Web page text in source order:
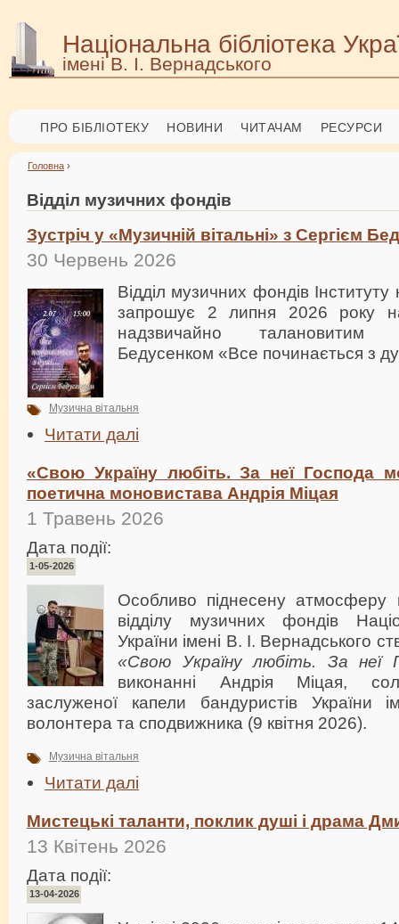
Національна бібліотека
імені В. І. Вернадського
ПРО БІБЛІОТЕКУ НОВИНИ ЧИТАЧАМ РЕСУРСИ
Головна ›
Відділ музичних фондів
Зустріч у «Музичній вітальні» з Сергієм
30 Червень 2026
Відділ музичних фондів
запрошує 2 липня 2026 року
надзвичайно талановитим
Бедусенком «Все починається з
Музична вітальня
Читати далі
«Свою Україну любіть. За неї Господа
поетична моновистава Андрія Міцая
1 Травень 2026
Дата події:
1-05-2026
Особливо піднесену атмосферу
відділу музичних фондів
України імені В. І. Вернадського
«Свою Україну любіть. За неї
виконанні Андрія Міцая,
заслуженої капели бандуристів України
волонтера та сподвижника (9 квітня 2026).
Музична вітальня
Читати далі
Мистецькі таланти, поклик душі і драма
13 Квітень 2026
Дата події:
13-04-2026